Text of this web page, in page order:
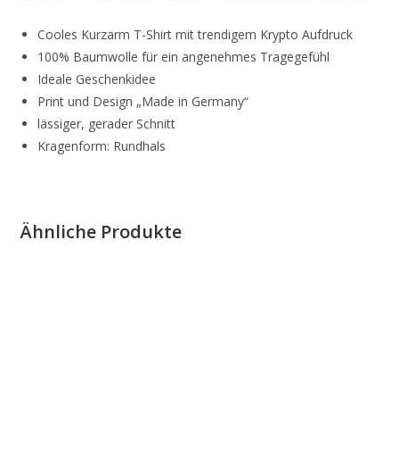
Cooles Kurzarm T-Shirt mit trendigem Krypto Aufdruck
100% Baumwolle für ein angenehmes Tragegefühl
Ideale Geschenkidee
Print und Design „Made in Germany“
lässiger, gerader Schnitt
Kragenform: Rundhals
Ähnliche Produkte